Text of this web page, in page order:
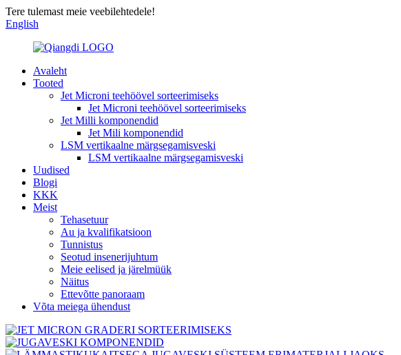
Tere tulemast meie veebilehtedele!
English
Avaleht
Tooted
Jet Microni teehöövel sorteerimiseks
Jet Microni teehöövel sorteerimiseks
Jet Milli komponendid
Jet Mili komponendid
LSM vertikaalne märgsegamisveski
LSM vertikaalne märgsegamisveski
Uudised
Blogi
KKK
Meist
Tehasetuur
Au ja kvalifikatsioon
Tunnistus
Seotud insenerijuhtum
Meie eelised ja järelmüük
Näitus
Ettevõtte panoraam
Võta meiega ühendust